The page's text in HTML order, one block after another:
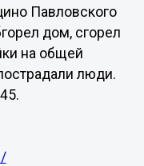
Павловского
дом, сгорел
на общей
люди.